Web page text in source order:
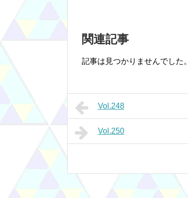
関連記事
記事は見つかりませんでした。
Vol.248
Vol.250